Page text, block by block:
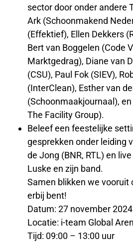
sector door onder andere
Ark (Schoonmakend
(Effektief), Ellen Dekkers
Bert van Boggelen (Code
Marktgedrag), Diane van
(CSU), Paul Fok (SIEV),
(InterClean), Esther van
(Schoonmaakjournaal),
The Facility Group).
Beleef een feestelijke
gesprekken onder leiding
de Jong (BNR, RTL) en
Luske en zijn band.
Samen blikken we vooruit
erbij bent!
Datum: 27 november 2024
Locatie: i-team Global
Tijd: 09:00 – 13:00 uur